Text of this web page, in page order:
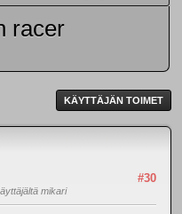
racer
KÄYTTÄJÄN TOIMET
#30
mikari